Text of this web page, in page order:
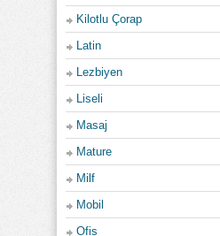
Kilotlu Çorap
Latin
Lezbiyen
Liseli
Masaj
Mature
Milf
Mobil
Ofis